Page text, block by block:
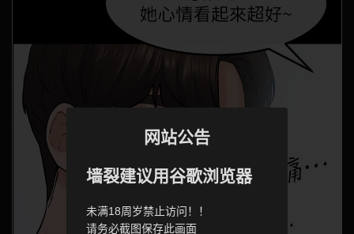
网站公告
墙裂建议用谷歌浏览器
未满18周岁禁止访问！！
请务必截图保存此画面